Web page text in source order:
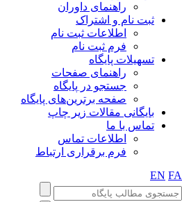
راهنمای داوران
ثبت نام و اشتراک
اطلاعات ثبت نام
فرم ثبت نام
تسهیلات پایگاه
راهنمای صفحات
جستجو در پایگاه
صفحه برترین‌های پایگاه
بایگانی مقالات زیر چاپ
تماس با ما
اطلاعات تماس
فرم برقراری ارتباط
EN